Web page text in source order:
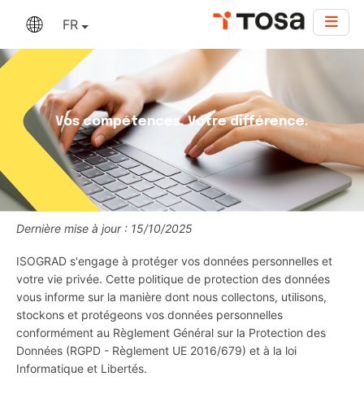
FR
Vos compétences. Votre différence.
Dernière mise à jour : 15/10/2025
ISOGRAD s'engage à protéger vos données personnelles et
votre vie privée. Cette politique de protection des données
vous informe sur la manière dont nous collectons, utilisons,
stockons et protégeons vos données personnelles
conformément au Règlement Général sur la Protection des
Données (RGPD - Règlement UE 2016/679) et à la loi
Informatique et Libertés.